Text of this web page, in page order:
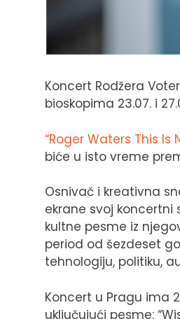
Koncert Rodžera
bioskopima 23.07. i
“Roger Waters This Is
biće u isto vreme
Osnivač i kreativna
ekrane svoj koncertni
kultne pesme iz
period od šezdeset
tehnologiju, politiku,
Koncert u Pragu ima
uključujući pesme: